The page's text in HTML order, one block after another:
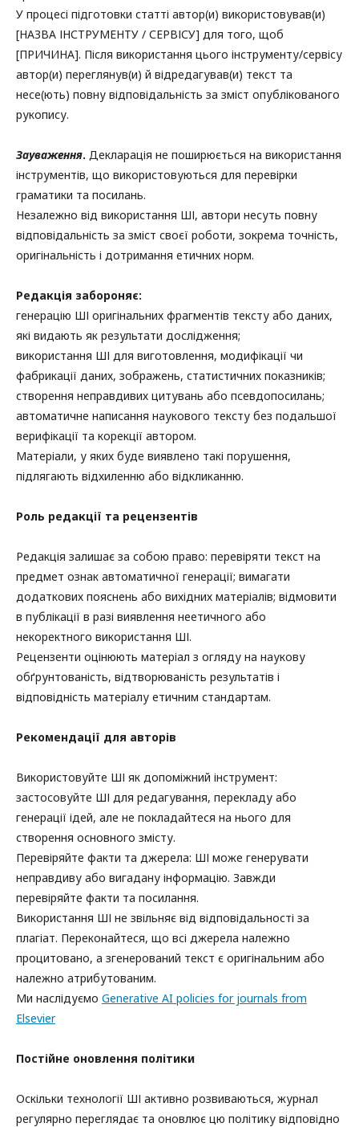
У процесі підготовки статті автор(и) використовував(и)
[НАЗВА ІНСТРУМЕНТУ / СЕРВІСУ] для того, щоб
[ПРИЧИНА]. Після використання цього інструменту/сервісу
автор(и) переглянув(и) й відредагував(и) текст та
несе(ють) повну відповідальність за зміст опублікованого
рукопису.
Зауваження. Декларація не поширюється на використання
інструментів, що використовуються для перевірки
граматики та посилань.
Незалежно від використання ШІ, автори несуть повну
відповідальність за зміст своєї роботи, зокрема точність,
оригінальність і дотримання етичних норм.
Редакція забороняє:
генерацію ШІ оригінальних фрагментів тексту або даних,
які видають як результати дослідження;
використання ШІ для виготовлення, модифікації чи
фабрикації даних, зображень, статистичних показників;
створення неправдивих цитувань або псевдопосилань;
автоматичне написання наукового тексту без подальшої
верифікації та корекції автором.
Матеріали, у яких буде виявлено такі порушення,
підлягають відхиленню або відкликанню.
Роль редакції та рецензентів
Редакція залишає за собою право: перевіряти текст на
предмет ознак автоматичної генерації; вимагати
додаткових пояснень або вихідних матеріалів; відмовити
в публікації в разі виявлення неетичного або
некоректного використання ШІ.
Рецензенти оцінюють матеріал з огляду на наукову
обґрунтованість, відтворюваність результатів і
відповідність матеріалу етичним стандартам.
Рекомендації для авторів
Використовуйте ШІ як допоміжний інструмент:
застосовуйте ШІ для редагування, перекладу або
генерації ідей, але не покладайтеся на нього для
створення основного змісту.
Перевіряйте факти та джерела: ШІ може генерувати
неправдиву або вигадану інформацію. Завжди
перевіряйте факти та посилання.
Використання ШІ не звільняє від відповідальності за
плагіат. Переконайтеся, що всі джерела належно
процитовано, а згенерований текст є оригінальним або
належно атрибутованим.
Ми наслідуємо Generative AI policies for journals from
Elsevier
Постійне оновлення політики
Оскільки технології ШІ активно розвиваються, журнал
регулярно переглядає та оновлює цю політику відповідно